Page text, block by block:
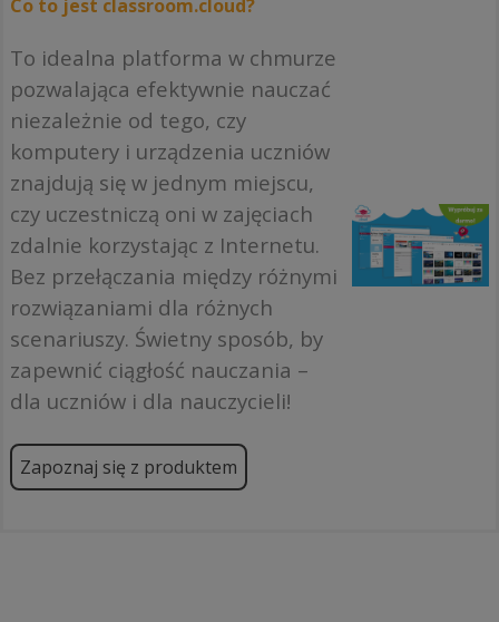
Co to jest classroom.cloud?
To idealna platforma w chmurze
pozwalająca efektywnie nauczać
niezależnie od tego, czy
komputery i urządzenia uczniów
znajdują się w jednym miejscu,
czy uczestniczą oni w zajęciach
zdalnie korzystając z Internetu.
Bez przełączania między różnymi
rozwiązaniami dla różnych
scenariuszy. Świetny sposób, by
zapewnić ciągłość nauczania –
dla uczniów i dla nauczycieli!
Zapoznaj się z produktem